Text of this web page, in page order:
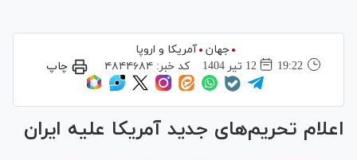
جهان
آمریکا و اروپا
19:22
12 تير 1404 کد خبر: ۴۸۴۴۶۸۴ چاپ
اعلام تحریم‌های جدید آمریکا علیه ایران